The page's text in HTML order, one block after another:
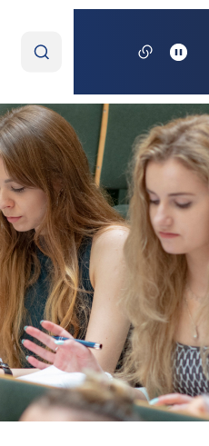
wyszukiwaną